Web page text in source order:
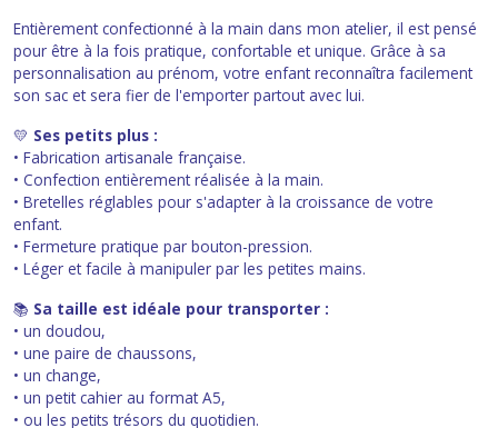
Entièrement confectionné à la main dans mon atelier, il est pensé
pour être à la fois pratique, confortable et unique. Grâce à sa
personnalisation au prénom, votre enfant reconnaîtra facilement
son sac et sera fier de l'emporter partout avec lui.
💛 Ses petits plus :
• Fabrication artisanale française.
• Confection entièrement réalisée à la main.
• Bretelles réglables pour s'adapter à la croissance de votre
enfant.
• Fermeture pratique par bouton-pression.
• Léger et facile à manipuler par les petites mains.
📚 Sa taille est idéale pour transporter :
• un doudou,
• une paire de chaussons,
• un change,
• un petit cahier au format A5,
• ou les petits trésors du quotidien.